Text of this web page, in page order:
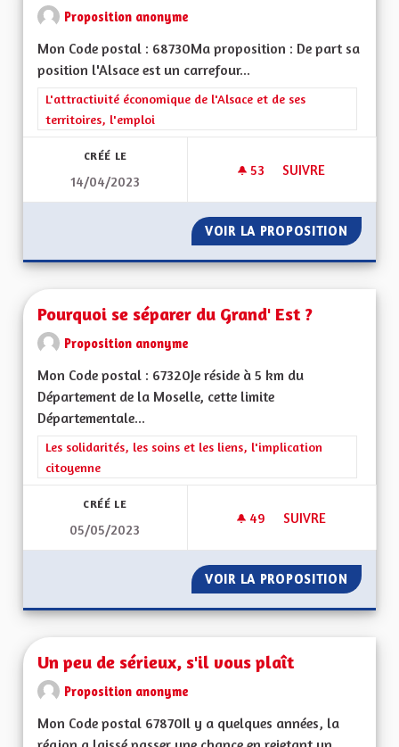
Proposition anonyme
Mon Code postal : 68730Ma proposition : De part sa
position l'Alsace est un carrefour...
Filtrer les résultats de la catégorie : L'attractivité
L'attractivité économique de l'Alsace et de ses
territoires, l'emploi
CRÉÉ LE
14/04/2023
53 53 ABONNÉS
SUIVRE
VOIR LA PROPOSITION
Pourquoi se séparer du Grand' Est ?
Proposition anonyme
Mon Code postal : 67320Je réside à 5 km du
Département de la Moselle, cette limite
Départementale...
Filtrer les résultats de la catégorie : Les solidarités, les soins
Les solidarités, les soins et les liens, l'implication
citoyenne
CRÉÉ LE
05/05/2023
49 49 ABONNÉS
SUIVRE
VOIR LA PROPOSITION
Un peu de sérieux, s'il vous plaît
Proposition anonyme
Mon Code postal 67870Il y a quelques années, la